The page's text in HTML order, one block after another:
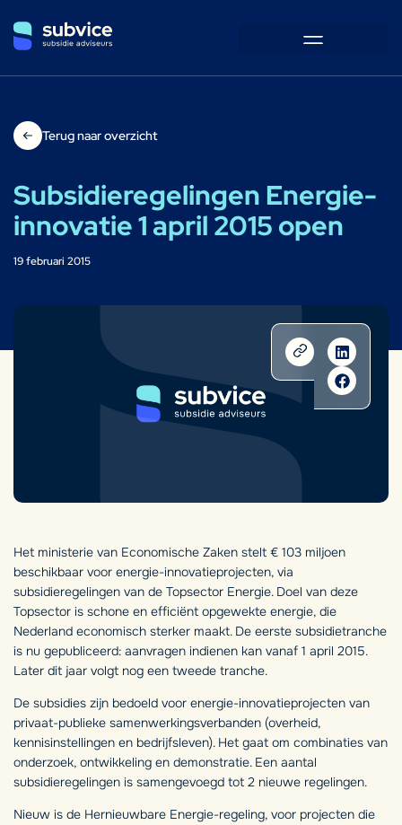
Terug naar overzicht
Subsidieregelingen Energie-
innovatie 1 april 2015 open
19 februari 2015
Het ministerie van Economische Zaken stelt € 103 miljoen
beschikbaar voor energie-innovatieprojecten, via
subsidieregelingen van de Topsector Energie. Doel van deze
Topsector is schone en efficiënt opgewekte energie, die
Nederland economisch sterker maakt. De eerste subsidietranche
is nu gepubliceerd: aanvragen indienen kan vanaf 1 april 2015.
Later dit jaar volgt nog een tweede tranche.
De subsidies zijn bedoeld voor energie-innovatieprojecten van
privaat-publieke samenwerkingsverbanden (overheid,
kennisinstellingen en bedrijfsleven). Het gaat om combinaties van
onderzoek, ontwikkeling en demonstratie. Een aantal
subsidieregelingen is samengevoegd tot 2 nieuwe regelingen.
Nieuw is de Hernieuwbare Energie-regeling, voor projecten die